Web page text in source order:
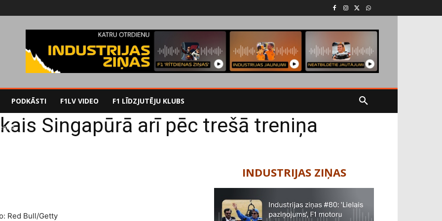
PODKĀSTI F1LV VIDEO F1 LĪDZJUTĒJU KLUBS
Singapūrā arī pēc trešā treniņa
INDUSTRIJAS ZIŅAS